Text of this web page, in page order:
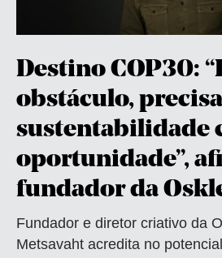
Destino COP30:
obstáculo,
sustentabilidade
oportunidade”,
fundador da
Fundador e diretor criativo da
Metsavaht acredita no